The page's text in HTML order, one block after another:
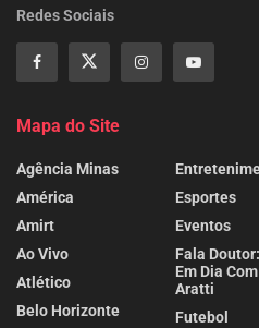
Redes Sociais
Mapa do Site
Agência Minas
América
Amirt
Ao Vivo
Atlético
Belo Horizonte
Esportes
Eventos
Fala
Em Dia
Aratti
Futebol